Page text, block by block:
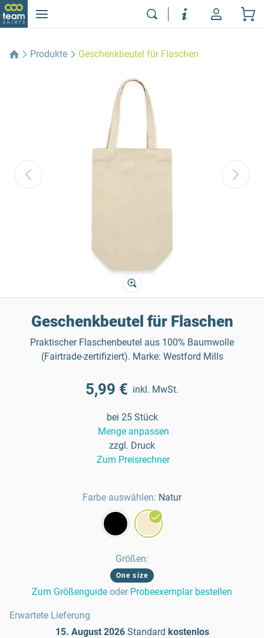
Produkte Geschenkbeutel für Flaschen
Geschenkbeutel für Flaschen
Praktischer Flaschenbeutel aus 100% Baumwolle
(Fairtrade-zertifiziert). Marke: Westford Mills
5,99 € inkl. MwSt.
bei 25 Stück
Menge anpassen
zzgl. Druck
Zum Preisrechner
Farbe auswählen: Natur
Größen:
One size
Zum Größenguide oder Probeexemplar bestellen
Erwartete Lieferung
15. August 2026 Standard kostenlos